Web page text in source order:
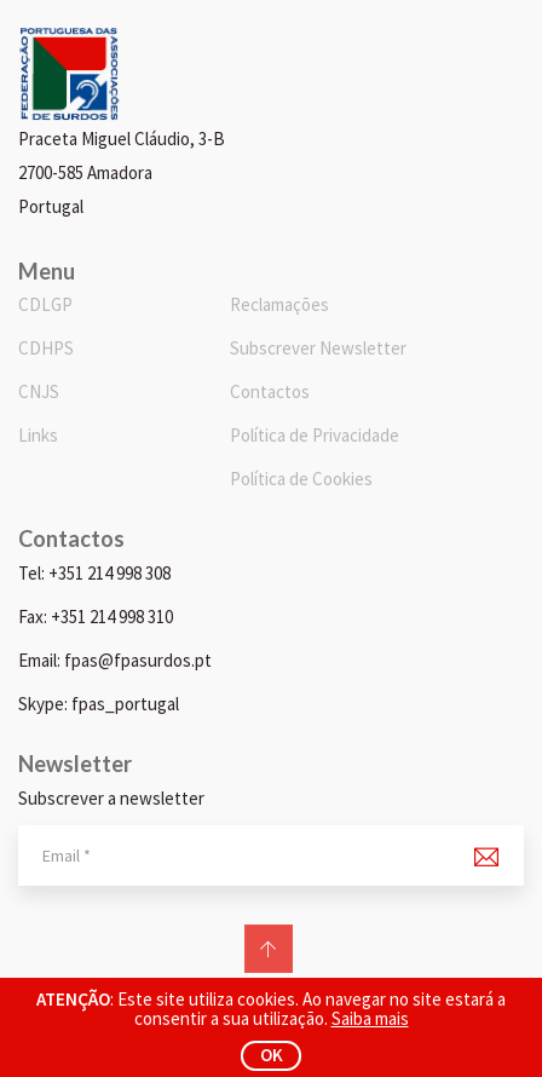
ATENÇÃO: Este site utiliza cookies. Ao navegar no site estará a
consentir a sua utilização. Saiba mais
OK
Praceta Miguel Cláudio, 3-B
2700-585 Amadora
Portugal
Menu
CDLGP
CDHPS
CNJS
Links
Reclamações
Subscrever Newsletter
Contactos
Política de Privacidade
Política de Cookies
Contactos
Tel: +351 214 998 308
Fax: +351 214 998 310
Email: fpas@fpasurdos.pt
Skype: fpas_portugal
Newsletter
Subscrever a newsletter
© 2026 FPAS. Todos os direitos reservados.